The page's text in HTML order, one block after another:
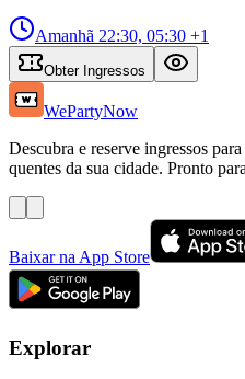
Amanhã 22:30, 05:30 +1
Obter Ingressos
WePartyNow
Descubra e reserve ingressos
quentes da sua cidade. Pronto
Baixar na App Store
Explorar